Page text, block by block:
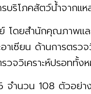
บริโภคสัตว์น้ำจากแ
โดยสำนักคุณภาพแล
เซียน ด้านการตรว
จวิเคราะห์ปรอททั้ง
ำนวน 108 ตัวอย่า